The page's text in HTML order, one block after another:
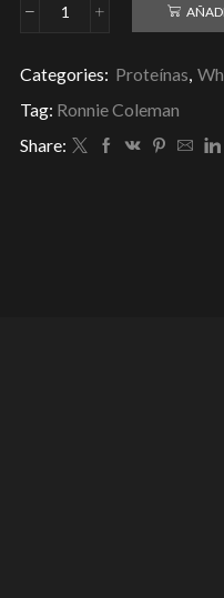
King
10Lbs
cantidad
Categories: Proteínas
Tag: Ronnie Coleman
Share: